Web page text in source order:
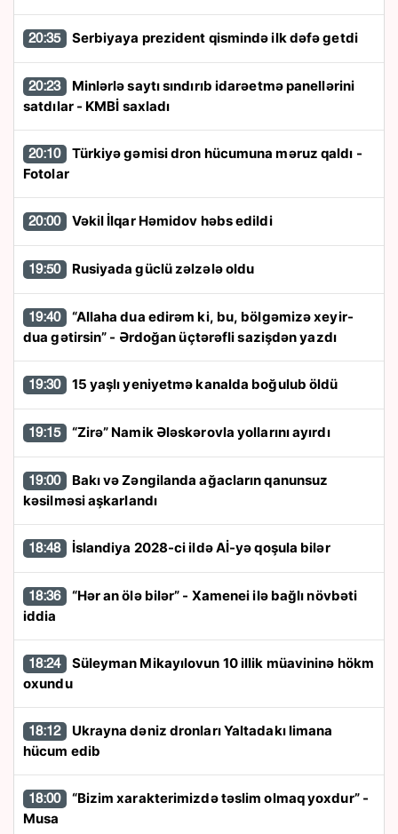
20:35 Serbiyaya prezident qismində ilk dəfə getdi
20:23
satdılar - KMBİ saxladı
20:10
Fotolar
20:00 Vəkil İlqar Həmidov həbs edildi
19:50 Rusiyada güclü zəlzələ oldu
19:40
dua gətirsin” - Ərdoğan üçtərəfli sazişdən yazdı
19:30 15 yaşlı yeniyetmə kanalda boğulub öldü
19:15 “Zirə” Namik Ələskərovla yollarını ayırdı
19:00
kəsilməsi aşkarlandı
18:48 İslandiya 2028-ci ildə Aİ-yə qoşula bilər
18:36
iddia
18:24
oxundu
18:12
hücum edib
18:00
Musa